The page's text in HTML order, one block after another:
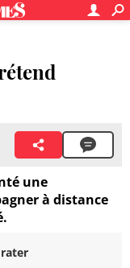
une
à distance